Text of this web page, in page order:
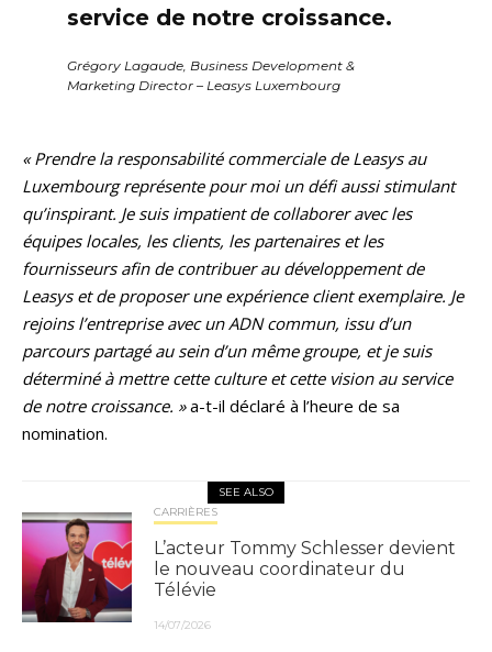
service de notre croissance.
Grégory Lagaude, Business Development &
Marketing Director – Leasys Luxembourg
« Prendre la responsabilité commerciale de Leasys au
Luxembourg représente pour moi un défi aussi stimulant
qu’inspirant. Je suis impatient de collaborer avec les
équipes locales, les clients, les partenaires et les
fournisseurs afin de contribuer au développement de
Leasys et de proposer une expérience client exemplaire. Je
rejoins l’entreprise avec un ADN commun, issu d’un
parcours partagé au sein d’un même groupe, et je suis
déterminé à mettre cette culture et cette vision au service
de notre croissance. »a-t-il déclaré à l’heure de sa
nomination.
SEE ALSO
CARRIÈRES
L’acteur Tommy Schlesser devient
le nouveau coordinateur du
Télévie
14/07/2026